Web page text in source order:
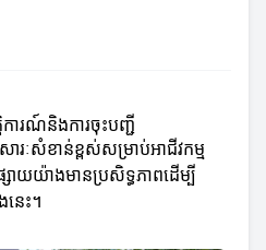
តិការណ៍និងការចុះបញ្ជី
រៈសំខាន់ខ្ពស់សម្រាប់អាជីវកម្ម
ផ្សាយយ៉ាងមានប្រសិទ្ធភាពដើម្បី
េះ។